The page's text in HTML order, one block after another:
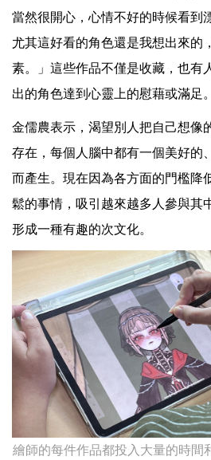
當然很開心，心情不好的時候看到
尤其這好看的角色還是我想出來的
素。」這些作品不僅是收藏，也有
出的角色達到心靈上的慰藉或滿足。
金儒農表示，渴望別人把自己想像
存在，每個人腦中都有一個美好的
而產生。現在因為各方面的門檻降
鬆的事情，吸引越來越多人參與其
形成一種有趣的次文化。
繪師的每件作品都投入大量的時間